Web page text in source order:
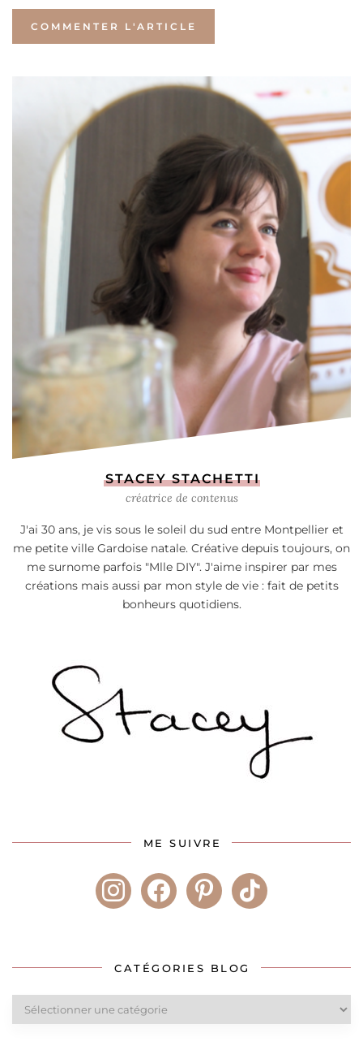
STACEY STACHETTI
créatrice de contenus
J'ai 30 ans, je vis sous le soleil du sud entre Montpellier et
me petite ville Gardoise natale. Créative depuis toujours, on
me surnome parfois "Mlle DIY". J'aime inspirer par mes
créations mais aussi par mon style de vie : fait de petits
bonheurs quotidiens.
ME SUIVRE
instagramfacebookpinteresttiktok
CATÉGORIES BLOG
Catégories
blog